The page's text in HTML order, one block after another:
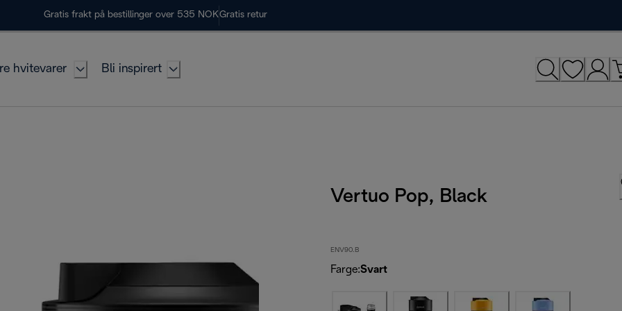
Gratis frakt på bestillinger over 535 NOKGratis retur
hvitevarer Bli inspirert
Vertuo Pop, Black
ENV90.B
Farge:Svart